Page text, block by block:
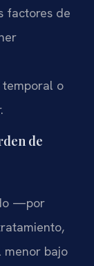
factores de
temporal o
de
—por
menor bajo